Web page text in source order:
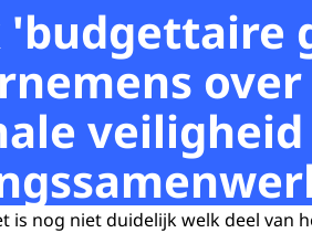
'budgettaire
is nog niet duidelijk welk deel van